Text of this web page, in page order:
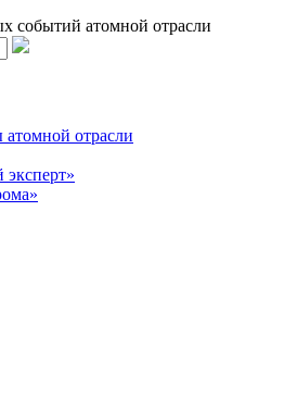
событий атомной отрасли
отрасли